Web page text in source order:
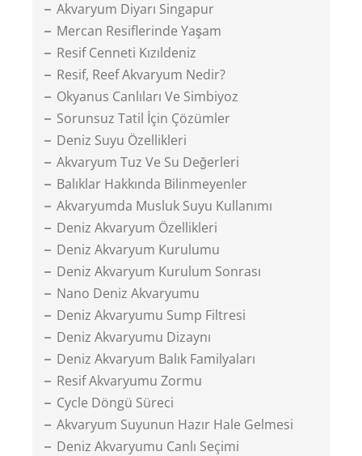
Akvaryum Diyarı Singapur
Mercan Resiflerinde Yaşam
Resif Cenneti Kızıldeniz
Resif, Reef Akvaryum Nedir?
Okyanus Canlıları Ve Simbiyoz
Sorunsuz Tatil İçin Çözümler
Deniz Suyu Özellikleri
Akvaryum Tuz Ve Su Değerleri
Balıklar Hakkında Bilinmeyenler
Akvaryumda Musluk Suyu Kullanımı
Deniz Akvaryum Özellikleri
Deniz Akvaryum Kurulumu
Deniz Akvaryum Kurulum Sonrası
Nano Deniz Akvaryumu
Deniz Akvaryumu Sump Filtresi
Deniz Akvaryumu Dizaynı
Deniz Akvaryum Balık Familyaları
Resif Akvaryumu Zormu
Cycle Döngü Süreci
Akvaryum Suyunun Hazır Hale Gelmesi
Deniz Akvaryumu Canlı Seçimi